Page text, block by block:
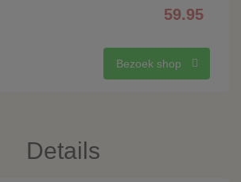
59.95
Bezoek shop
Details